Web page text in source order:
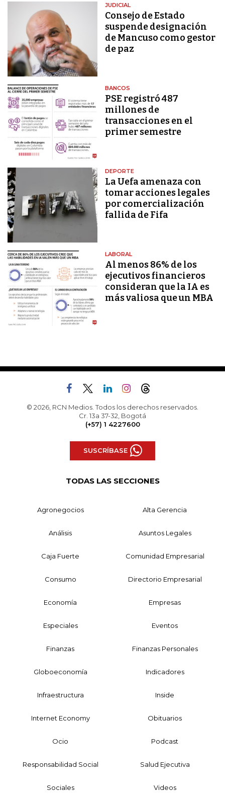
JUDICIAL
Consejo de Estado
suspende designación
de Mancuso como gestor
de paz
BANCOS
PSE registró 487
millones de
transacciones en el
primer semestre
DEPORTE
La Uefa amenaza con
tomar acciones legales
por comercialización
fallida de Fifa
LABORAL
Al menos 86% de los
ejecutivos financieros
consideran que la IA es
más valiosa que un MBA
© 2026, RCN Medios. Todos los derechos reservados.
Cr. 13a 37-32, Bogotá
(+57) 1 4227600
SUSCRÍBASE
TODAS LAS SECCIONES
Agronegocios Alta Gerencia
Análisis Asuntos Legales
Caja Fuerte Comunidad Empresarial
Consumo Directorio Empresarial
Economía Empresas
Especiales Eventos
Finanzas Finanzas Personales
Globoeconomía Indicadores
Infraestructura Inside
Internet Economy Obituarios
Ocio Podcast
Responsabilidad Social Salud Ejecutiva
Sociales Videos